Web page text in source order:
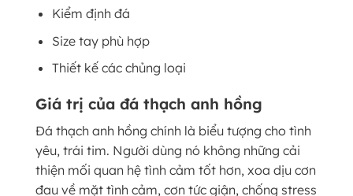
Kiểm định đá
Size tay phù hợp
Thiết kế các chủng loại
Giá trị của đá thạch anh hồng
Đá thạch anh hồng chính là biểu tượng cho tình
yêu, trái tim. Người dùng nó không những cải
thiện mối quan hệ tình cảm tốt hơn, xoa dịu cơn
đau về mặt tình cảm, cơn tức giận, chống stress